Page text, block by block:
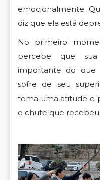
emocionalmente.
diz que ela está
No primeiro
percebe que
importante do que
sofre de seu
toma uma atitude e
o chute que